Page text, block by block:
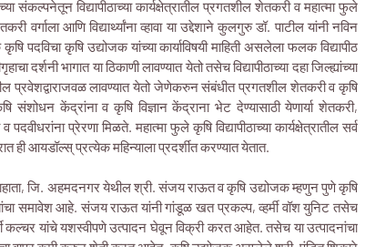
संकल्पनेतून विद्यापीठाच्या कार्यक्षेत्रातील प्रगतशील शेतकरी व महात्मा फुले
आणि विद्यार्थ्यांना व्हावा या उद्देशाने कुलगुरु डॉ. पाटील यांनी नविन
कृषि उद्योजक यांच्या कार्याविषयी माहिती असलेला फलक विद्यापीठ
दर्शनी भागात या ठिकाणी लावण्यात येतो तसेच विद्यापीठाच्या दहा जिल्ह्यांच्या
प्रवेशद्वाराजवळ लावण्यात येतो जेणेकरुन संबंधीत प्रगतशील शेतकरी व कृषि
संशोधन केंद्रांना व कृषि विज्ञान केंद्राना भेट देण्यासाठी येणार्या शेतकरी,
प्रेरणा मिळते. महात्मा फुले कृषि विद्यापीठाच्या कार्यक्षेत्रातील सर्व
ही आयडॉल्स् प्रत्येक महिन्याला प्रदर्शीत करण्यात येतात.
जि. अहमदनगर येथील श्री. संजय राऊत व कृषि उद्योजक म्हणुन पुणे कृषि
समावेश आहे. संजय राऊत यांनी गांडूळ खत प्रकल्प, व्हर्मी वॉश युनिट तसेच
कल्चर यांचे यशस्वीपणे उत्पादन घेवून विक्री करत आहेत. तसेच या उत्पादनांचा